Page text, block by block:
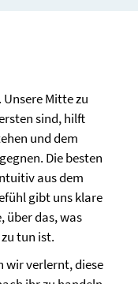
Mitte zu
sind, hilft
und dem
Die besten
aus dem
gibt uns klare
über das, was
tun ist.
wir verlernt, diese